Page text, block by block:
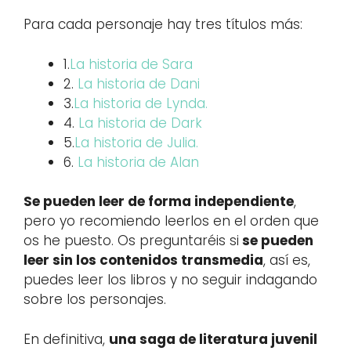
Para cada personaje hay tres títulos más:
1.La historia de Sara
2. La historia de Dani
3.La historia de Lynda.
4. La historia de Dark
5.La historia de Julia.
6. La historia de Alan
Se pueden leer de forma independiente,
pero yo recomiendo leerlos en el orden que
os he puesto. Os preguntaréis si se pueden
leer sin los contenidos transmedia, así es,
puedes leer los libros y no seguir indagando
sobre los personajes.
En definitiva, una saga de literatura juvenil